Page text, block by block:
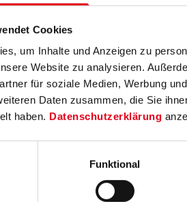
Cookies
um Inhalte und Anzeigen zu
Website zu analysieren.
für soziale Medien, Werbung
Daten zusammen, die Sie
haben. Datenschutzerklärung
Funktional